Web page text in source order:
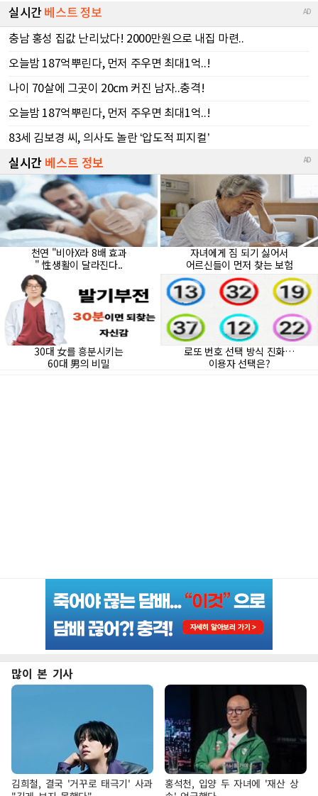
많이 본 기사
김희철, 결국 '거꾸로 태극기' 사과
홍석천, 입양 두 자녀에 '재산 상